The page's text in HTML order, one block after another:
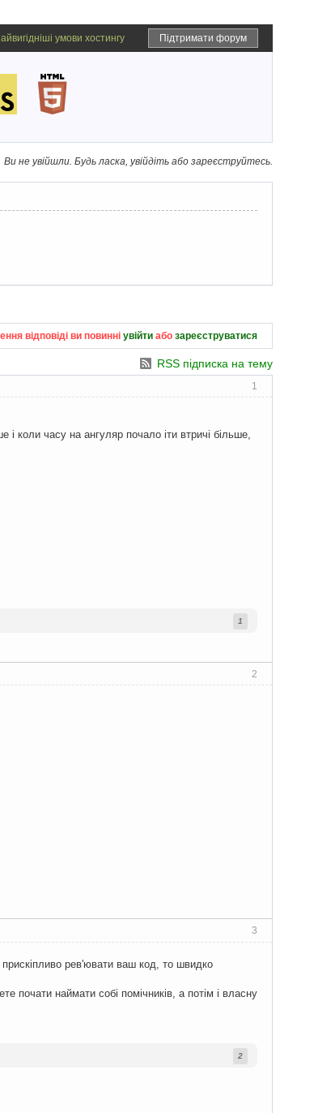
Підтримати форум
умови хостингу
Ви не увійшли. Будь ласка, увійдіть або зареєструйтесь.
відповіді ви повинні увійти або зареєструватися
RSS підписка на тему
1
коли часу на ангуляр почало іти втричі більше,
1
2
3
рев'ювати ваш код, то швидко
почати наймати собі помічників, а потім і власну
2